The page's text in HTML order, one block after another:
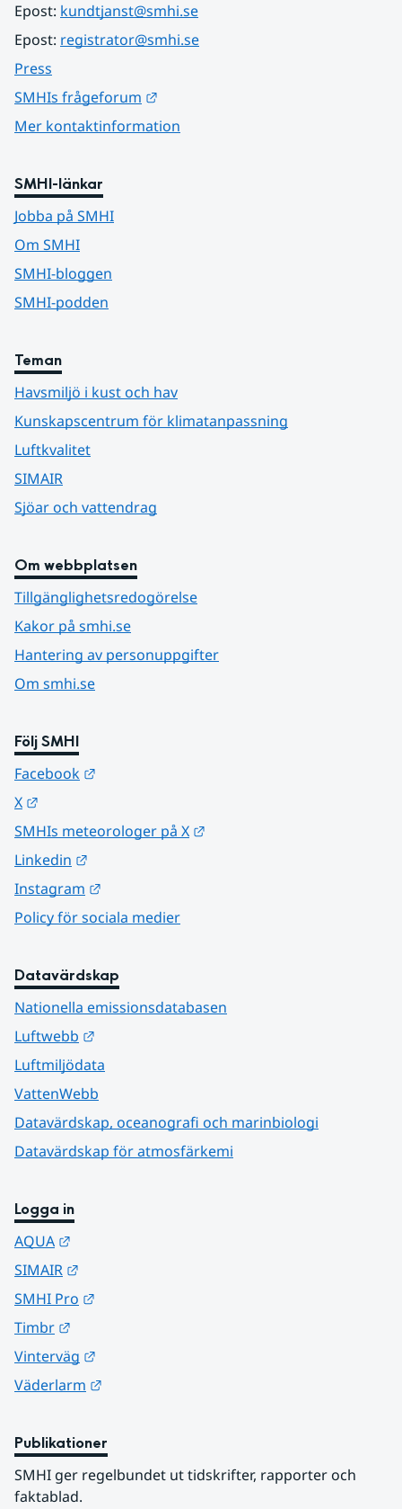
Epost: kundtjanst@smhi.se
Epost: registrator@smhi.se
Press
SMHIs frågeforum
Mer kontaktinformation
SMHI-länkar
Jobba på SMHI
Om SMHI
SMHI-bloggen
SMHI-podden
Teman
Havsmiljö i kust och hav
Kunskapscentrum för klimatanpassning
Luftkvalitet
SIMAIR
Sjöar och vattendrag
Om webbplatsen
Tillgänglighetsredogörelse
Kakor på smhi.se
Hantering av personuppgifter
Om smhi.se
Följ SMHI
Facebook
X
SMHIs meteorologer på X
Linkedin
Instagram
Policy för sociala medier
Datavärdskap
Nationella emissionsdatabasen
Luftwebb
Luftmiljödata
VattenWebb
Datavärdskap, oceanografi och marinbiologi
Datavärdskap för atmosfärkemi
Logga in
AQUA
SIMAIR
SMHI Pro
Timbr
Vinterväg
Väderlarm
Publikationer
SMHI ger regelbundet ut tidskrifter, rapporter och
faktablad.